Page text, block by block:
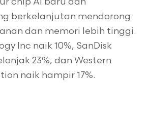
berkelanjutan mendorong
dan memori lebih tinggi.
Inc naik 10%, SanDisk
23%, dan Western
naik hampir 17%.